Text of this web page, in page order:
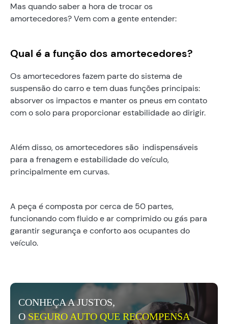
Mas quando saber a hora de trocar os
amortecedores? Vem com a gente entender:
Qual é a função dos amortecedores?
Os amortecedores fazem parte do sistema de
suspensão do carro e tem duas funções principais:
absorver os impactos e manter os pneus em contato
com o solo para proporcionar estabilidade ao dirigir.
Além disso, os amortecedores são indispensáveis
para a frenagem e estabilidade do veículo,
principalmente em curvas.
A peça é composta por cerca de 50 partes,
funcionando com fluido e ar comprimido ou gás para
garantir segurança e conforto aos ocupantes do
veículo.
CONHEÇA A JUSTOS,
OSEGURO AUTO QUE RECOMPENSA